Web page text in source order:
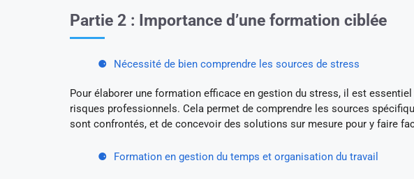
Partie 2 : Importance d’une formation ciblée
Nécessité de bien comprendre les sources de stress
Pour élaborer une formation efficace en gestion du stress, il est
risques professionnels. Cela permet de comprendre les sources
sont confrontés, et de concevoir des solutions sur mesure pour y faire
Formation en gestion du temps et organisation du travail